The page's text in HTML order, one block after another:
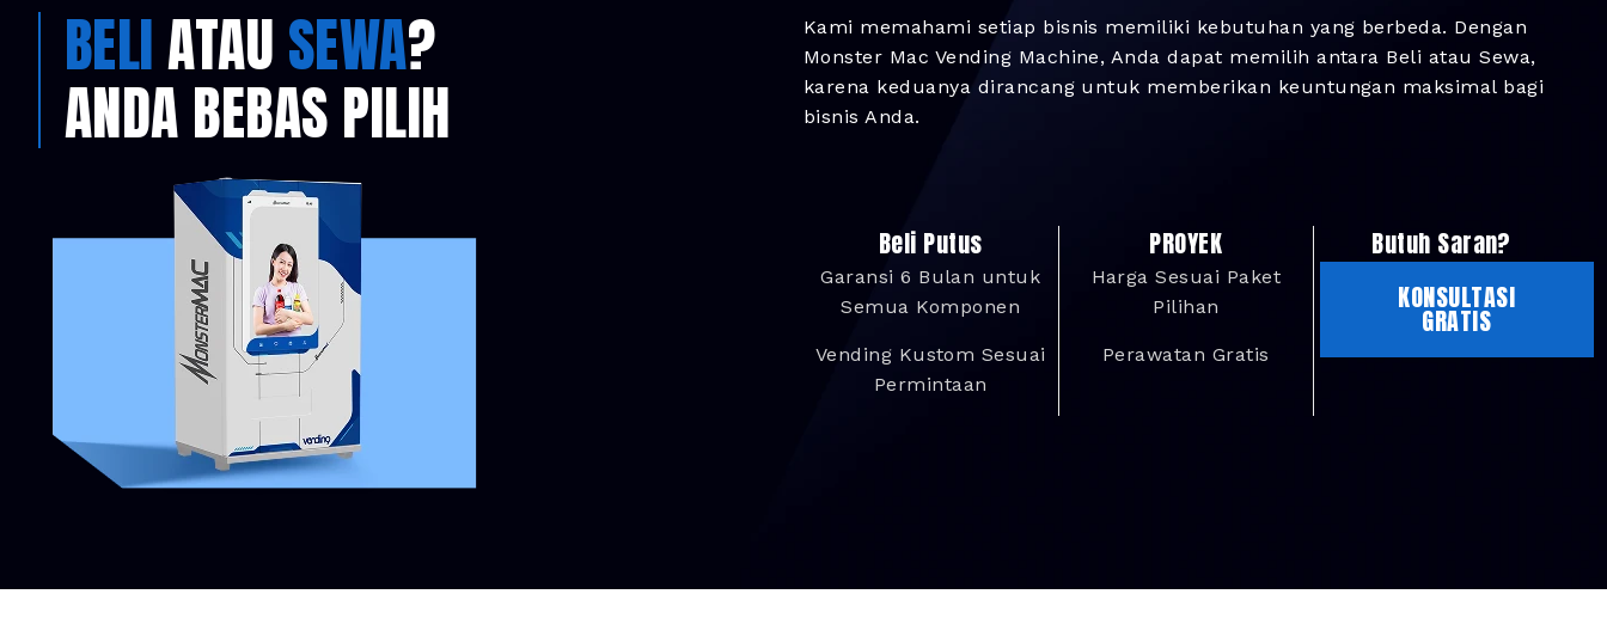
BELIATAUSEWA?
ANDA BEBAS PILIH
Kami memahami setiap bisnis memiliki kebutuhan yang berbeda. Dengan
Monster Mac Vending Machine, Anda dapat memilih antara Beli atau Sewa,
karena keduanya dirancang untuk memberikan keuntungan maksimal bagi
bisnis Anda.
Beli Putus
Garansi 6 Bulan untuk
Semua Komponen
Vending Kustom Sesuai
Permintaan
PROYEK
Harga Sesuai Paket
Pilihan
Perawatan Gratis
Butuh Saran?
KONSULTASI
GRATIS